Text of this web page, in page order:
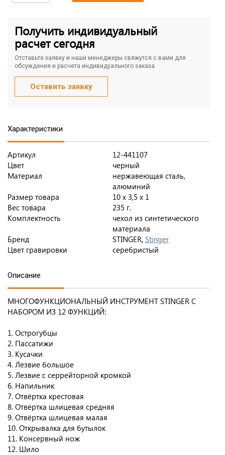
Получить индивидуальный
расчет сегодня
Отставьте заявку и наши менеджеры свяжутся с вами для
обсуждения и расчета индивидуального заказа
Оставить заявку
Характеристики
Артикул
12-441107
Цвет
черный
Материал
нержавеющая сталь,
алюминий
Размер товара
10 x 3,5 x 1
Вес товара
235 г.
Комплектность
чехол из синтетического
материала
Бренд
STINGER, Stinger
Цвет гравировки
серебристый
Описание
МНОГОФУНКЦИОНАЛЬНЫЙ ИНСТРУМЕНТ STINGER С
НАБОРОМ ИЗ 12 ФУНКЦИЙ:
1. Острогубцы
2. Пассатижи
3. Кусачки
4. Лезвие большое
5. Лезвие с серрейторной кромкой
6. Напильник
7. Отвёртка крестовая
8. Отвёртка шлицевая средняя
9. Отвёртка шлицевая малая
10. Открывалка для бутылок
11. Консервный нож
12. Шило